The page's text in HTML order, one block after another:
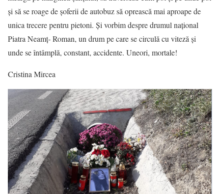
și să se roage de șoferii de autobuz să oprească mai aproape de
unica trecere pentru pietoni. Și vorbim despre drumul național
Piatra Neamț- Roman, un drum pe care se circulă cu viteză și
unde se întâmplă, constant, accidente. Uneori, mortale!
Cristina Mircea